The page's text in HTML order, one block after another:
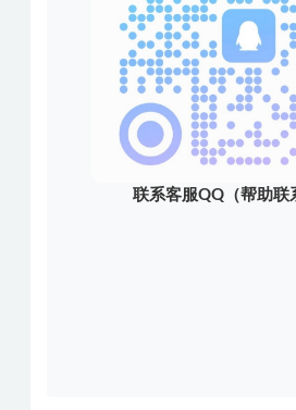
联系客服QQ（帮助联